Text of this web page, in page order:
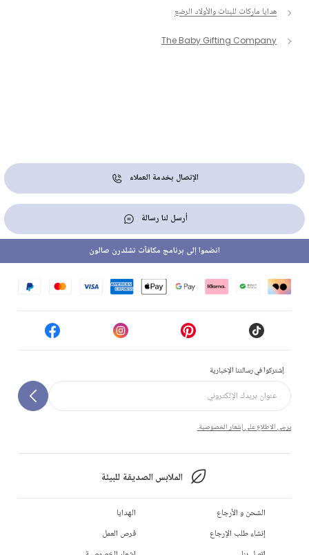
هدايا ماركات للبنات والأولاد الرضع
The Baby Gifting Company
الإتصال بخدمة العملاء
أرسل لنا رسالة
إشتركوا في رسالتنا الإخبارية
يرجى الاطلاع على إشعار الخصوصية.
الملابس الصديقة للبيئة
انضموا إلى برنامج مكافآت تشلدرن صالون
الشحن و الأرجاع
إنشاء طلب الإرجاع
الهدايا
فرص العمل